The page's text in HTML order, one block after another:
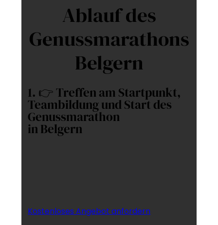
Ablauf des
Genussmarathons
Belgern
1. 👉 Treffen am Startpunkt,
Teambildung und Start des
Genussmarathon
in Belgern
Kostenloses Angebot anfordern